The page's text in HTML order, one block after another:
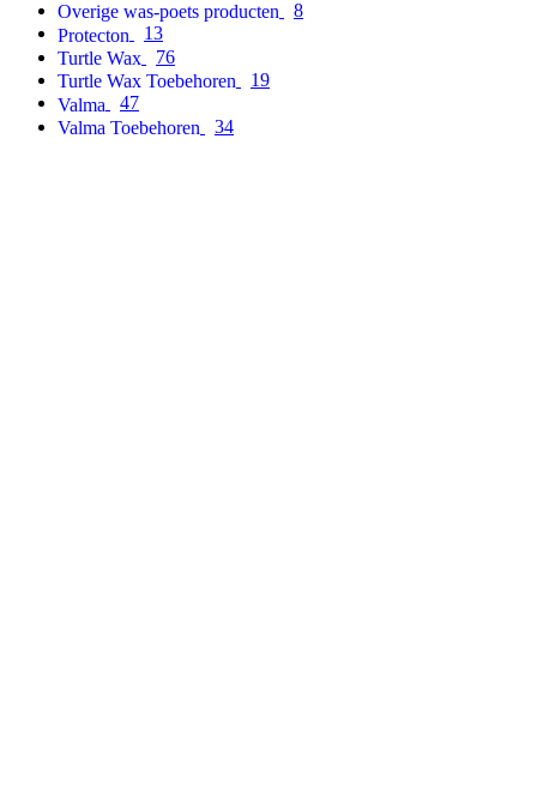
Overige was-poets producten
8
Protecton
13
Turtle Wax
76
Turtle Wax Toebehoren
19
Valma
47
Valma Toebehoren
34